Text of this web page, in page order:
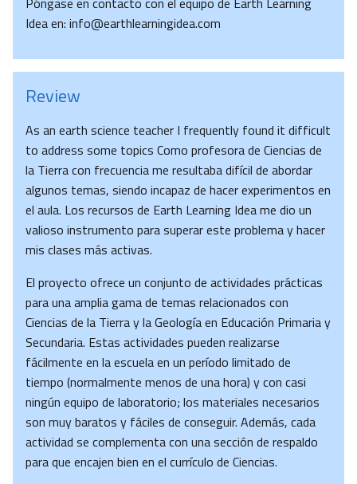
Idea en: info@earthlearningidea.com
Review
As an earth science teacher I frequently found it difficult
to address some topics Como profesora de Ciencias de
la Tierra con frecuencia me resultaba difícil de abordar
algunos temas, siendo incapaz de hacer experimentos en
el aula. Los recursos de Earth Learning Idea me dio un
valioso instrumento para superar este problema y hacer
mis clases más activas.
El proyecto ofrece un conjunto de actividades prácticas
para una amplia gama de temas relacionados con
Ciencias de la Tierra y la Geología en Educación Primaria y
Secundaria. Estas actividades pueden realizarse
fácilmente en la escuela en un período limitado de
tiempo (normalmente menos de una hora) y con casi
ningún equipo de laboratorio; los materiales necesarios
son muy baratos y fáciles de conseguir. Además, cada
actividad se complementa con una sección de respaldo
para que encajen bien en el currículo de Ciencias.